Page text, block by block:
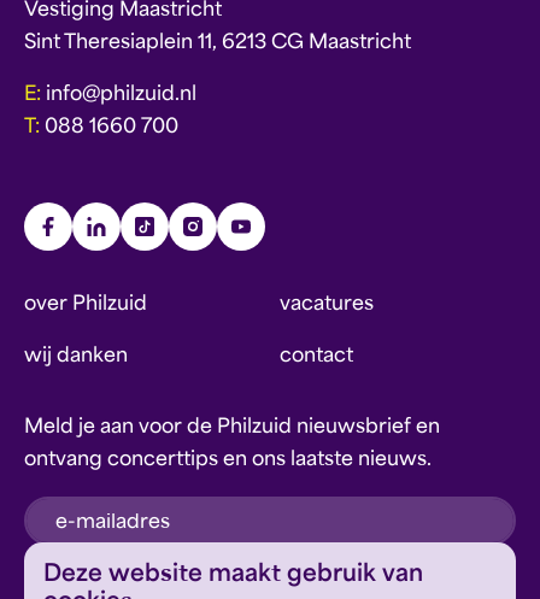
Deze website maakt gebruik van
Vestiging Maastricht
Sint Theresiaplein 11, 6213 CG Maastricht
E: info@philzuid.nl
T: 088 1660 700
over Philzuid vacatures
wij danken contact
Meld je aan voor de Philzuid nieuwsbrief en
ontvang concerttips en ons laatste nieuws.
inschrijven